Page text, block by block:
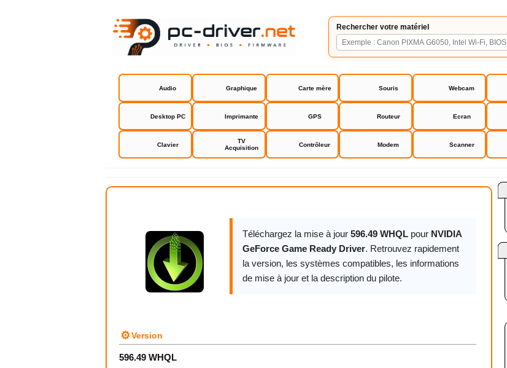
Rechercher votre matériel
Audio Graphique Carte mère Souris Webcam
Desktop PC Imprimante GPS Routeur Ecran
Clavier
TV
Acquisition
Contrôleur Modem Scanner
NVIDIA GeForce Game Ready Driver
Téléchargez la mise à jour 596.49 WHQL pour NVIDIA
GeForce Game Ready Driver. Retrouvez rapidement
la version, les systèmes compatibles, les informations
de mise à jour et la description du pilote.
⚙Version
596.49 WHQL